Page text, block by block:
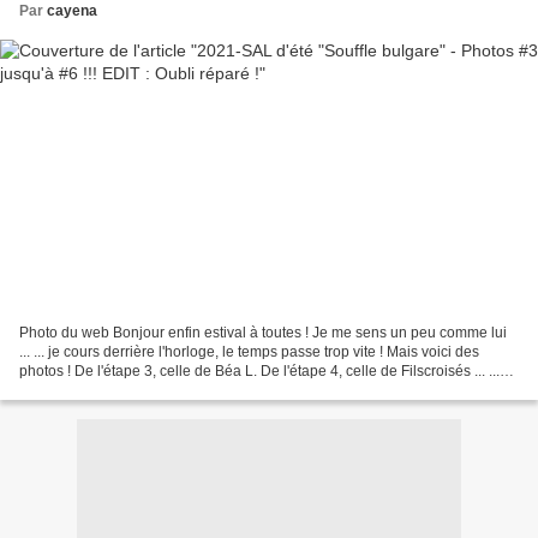
Par cayena
Photo du web Bonjour enfin estival à toutes ! Je me sens un peu comme lui
... ... je cours derrière l'horloge, le temps passe trop vite ! Mais voici des
photos ! De l'étape 3, celle de Béa L. De l'étape 4, celle de Filscroisés ... ...